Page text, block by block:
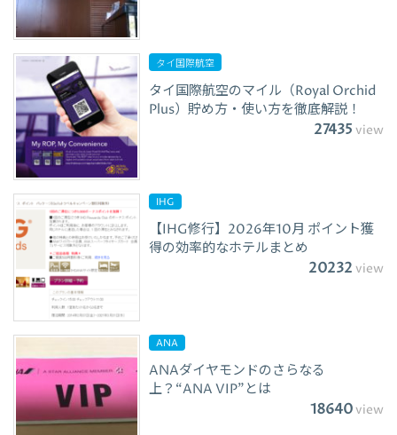
タイ国際航空
タイ国際航空のマイル（Royal Orchid
Plus）貯め方・使い方を徹底解説！
27435 view
IHG
【IHG修行】2026年10月 ポイント獲
得の効率的なホテルまとめ
20232 view
ANA
ANAダイヤモンドのさらなる
上？“ANA VIP”とは
18640view